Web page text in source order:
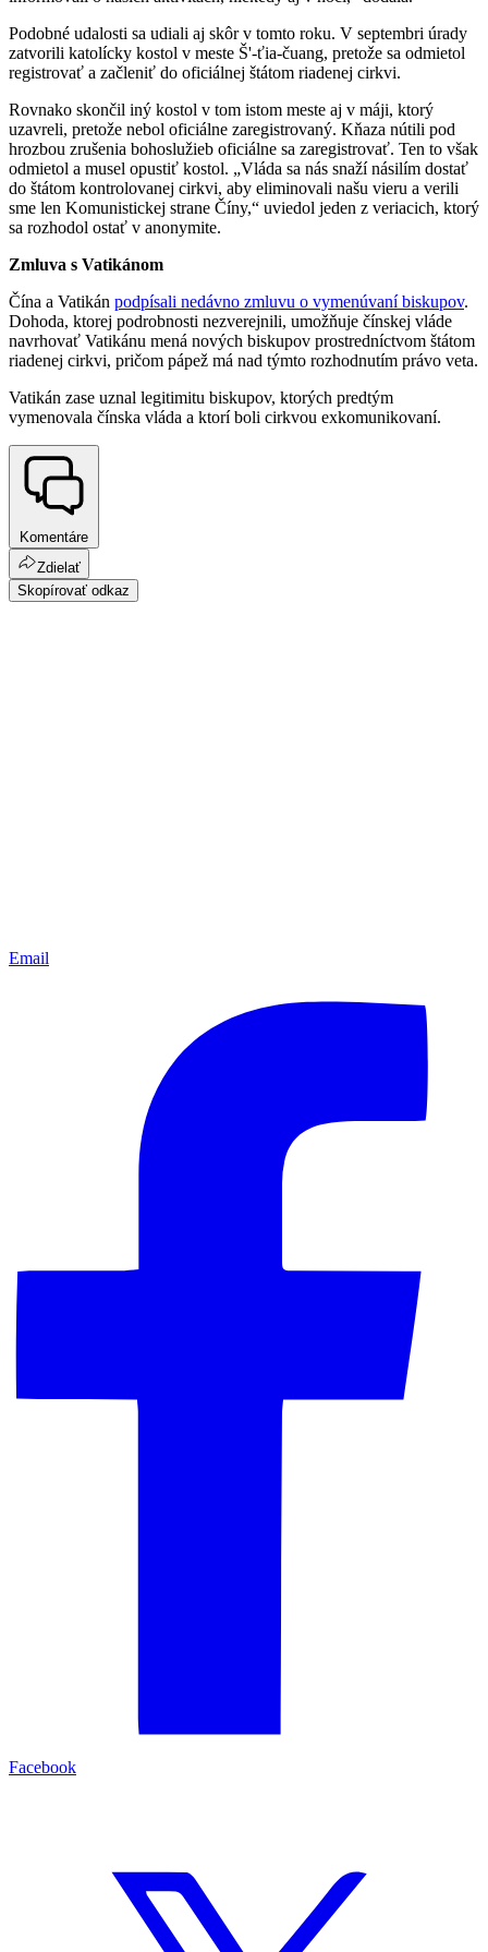
Podobné udalosti sa udiali aj skôr v tomto roku. V septembri úrady
zatvorili katolícky kostol v meste Š'-ťia-čuang, pretože sa odmietol
registrovať a začleniť do oficiálnej štátom riadenej cirkvi.
Rovnako skončil iný kostol v tom istom meste aj v máji, ktorý
uzavreli, pretože nebol oficiálne zaregistrovaný. Kňaza nútili pod
hrozbou zrušenia bohoslužieb oficiálne sa zaregistrovať. Ten to však
odmietol a musel opustiť kostol. „Vláda sa nás snaží násilím dostať
do štátom kontrolovanej cirkvi, aby eliminovali našu vieru a verili
sme len Komunistickej strane Číny,“ uviedol jeden z veriacich, ktorý
sa rozhodol ostať v anonymite.
Zmluva s Vatikánom
Čína a Vatikán podpísali nedávno zmluvu o vymenúvaní biskupov.
Dohoda, ktorej podrobnosti nezverejnili, umožňuje čínskej vláde
navrhovať Vatikánu mená nových biskupov prostredníctvom štátom
riadenej cirkvi, pričom pápež má nad týmto rozhodnutím právo veta.
Vatikán zase uznal legitimitu biskupov, ktorých predtým
vymenovala čínska vláda a ktorí boli cirkvou exkomunikovaní.
Komentáre
Zdielať
Skopírovať odkaz
Email
Facebook